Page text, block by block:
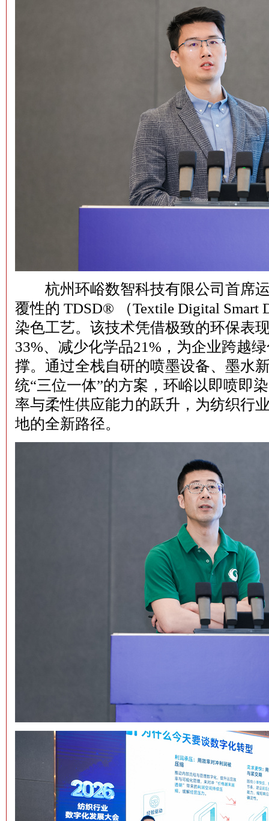
杭州环峪数智科技有限公司首席运
覆性的 TDSD® （Textile Digital Smart
染色工艺。该技术凭借极致的环保表
33%、减少化学品21%，为企业跨越
撑。通过全栈自研的喷墨设备、墨水
统“三位一体”的方案，环峪以即喷即
率与柔性供应能力的跃升，为纺织行
地的全新路径。